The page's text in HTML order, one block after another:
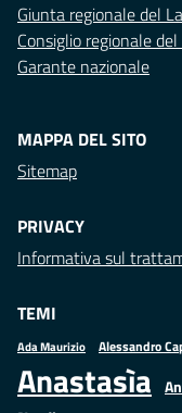
Giunta regionale del
Consiglio regionale
Garante nazionale
MAPPA DEL SITO
Sitemap
PRIVACY
Informativa sul
TEMI
Ada Maurizio Alessandro
Anastasìa